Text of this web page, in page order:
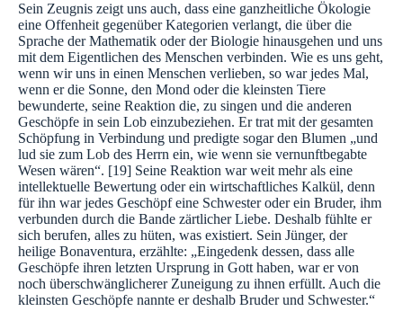
Sein Zeugnis zeigt uns auch, dass eine ganzheitliche Ökologie
eine Offenheit gegenüber Kategorien verlangt, die über die
Sprache der Mathematik oder der Biologie hinausgehen und uns
mit dem Eigentlichen des Menschen verbinden. Wie es uns geht,
wenn wir uns in einen Menschen verlieben, so war jedes Mal,
wenn er die Sonne, den Mond oder die kleinsten Tiere
bewunderte, seine Reaktion die, zu singen und die anderen
Geschöpfe in sein Lob einzubeziehen. Er trat mit der gesamten
Schöpfung in Verbindung und predigte sogar den Blumen „und
lud sie zum Lob des Herrn ein, wie wenn sie vernunftbegabte
Wesen wären“. [19] Seine Reaktion war weit mehr als eine
intellektuelle Bewertung oder ein wirtschaftliches Kalkül, denn
für ihn war jedes Geschöpf eine Schwester oder ein Bruder, ihm
verbunden durch die Bande zärtlicher Liebe. Deshalb fühlte er
sich berufen, alles zu hüten, was existiert. Sein Jünger, der
heilige Bonaventura, erzählte: „Eingedenk dessen, dass alle
Geschöpfe ihren letzten Ursprung in Gott haben, war er von
noch überschwänglicherer Zuneigung zu ihnen erfüllt. Auch die
kleinsten Geschöpfe nannte er deshalb Bruder und Schwester.“